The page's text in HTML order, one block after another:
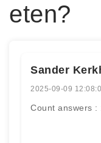
eten?
Sander
2025-09-09
Count answers :